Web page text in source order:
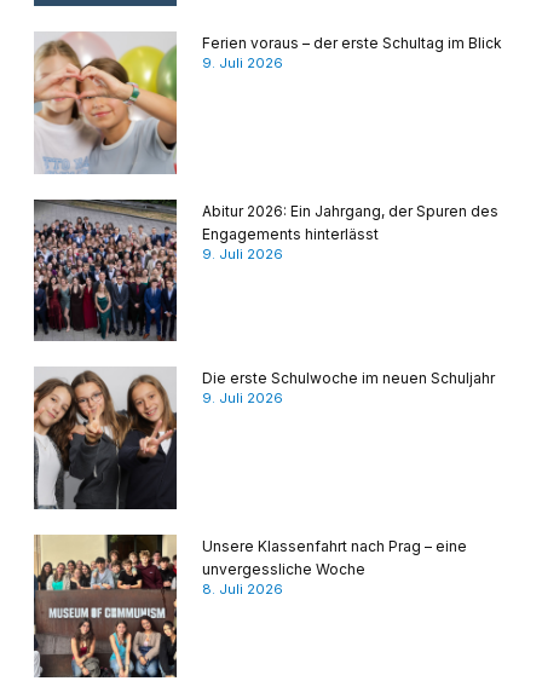
Ferien voraus – der erste Schultag im Blick
9. Juli 2026
Abitur 2026: Ein Jahrgang, der Spuren des
Engagements hinterlässt
9. Juli 2026
Die erste Schulwoche im neuen Schuljahr
9. Juli 2026
Unsere Klassenfahrt nach Prag – eine
unvergessliche Woche
8. Juli 2026